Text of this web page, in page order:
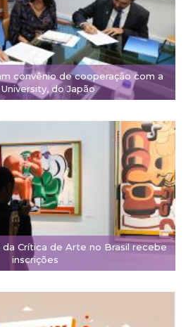
convênio de cooperação com a
do Japão
da Crítica de Arte no Brasil recebe
inscrições